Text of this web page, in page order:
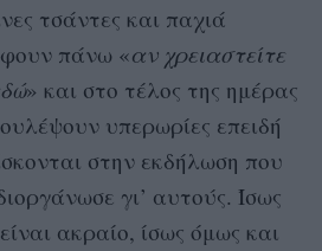
τσάντες και παχιά
πάνω «αν χρειαστείτε
» και στο τέλος της ημέρας
υπερωρίες επειδή
στην εκδήλωση που
γι’ αυτούς. Ίσως
ακραίο, ίσως όμως και